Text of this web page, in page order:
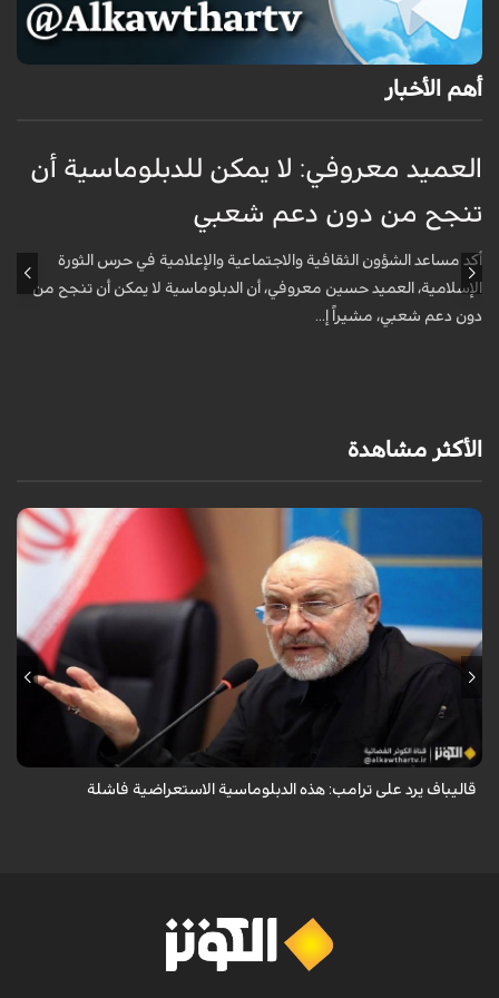
أهم الأخبار
العميد معروفي: لا يمكن للدبلوماسية أن
تنجح من دون دعم شعبي
أكد مساعد الشؤون الثقافية والاجتماعية والإعلامية في حرس الثورة
الإسلامية، العميد حسين معروفي، أن الدبلوماسية لا يمكن أن تنجح من
دون دعم شعبي، مشيراً إ...
الأكثر مشاهدة
أكد رئيس مجلس الشورى الإسلامي الإيراني أن التصريحات الاستعراضية
والتهديدات المتكررة لم تعد تُجدي نفعاً، واصفاً إياها بالدبلوماسية الفاشلة.
قاليباف يرد على ترامب: هذه الدبلوماسية الاستعراضية فاشلة